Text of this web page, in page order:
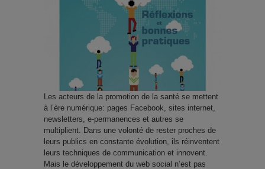
Les acteurs de la promotion de la santé se mettent
à l’ère numérique: pages Facebook, sites internet,
newsletters, e-permanences et autres se
multiplient. Dans une volonté de rester proches de
leurs publics en constante évolution, ils réinventent
leurs techniques de communication et innovent.
Mais le développement du web social n’est pas